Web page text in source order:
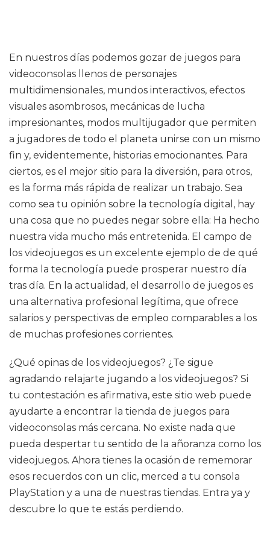
En nuestros días podemos gozar de juegos para
videoconsolas llenos de personajes
multidimensionales, mundos interactivos, efectos
visuales asombrosos, mecánicas de lucha
impresionantes, modos multijugador que permiten
a jugadores de todo el planeta unirse con un mismo
fin y, evidentemente, historias emocionantes. Para
ciertos, es el mejor sitio para la diversión, para otros,
es la forma más rápida de realizar un trabajo. Sea
como sea tu opinión sobre la tecnología digital, hay
una cosa que no puedes negar sobre ella: Ha hecho
nuestra vida mucho más entretenida. El campo de
los videojuegos es un excelente ejemplo de de qué
forma la tecnología puede prosperar nuestro día
tras día. En la actualidad, el desarrollo de juegos es
una alternativa profesional legítima, que ofrece
salarios y perspectivas de empleo comparables a los
de muchas profesiones corrientes.
¿Qué opinas de los videojuegos? ¿Te sigue
agradando relajarte jugando a los videojuegos? Si
tu contestación es afirmativa, este sitio web puede
ayudarte a encontrar la tienda de juegos para
videoconsolas más cercana. No existe nada que
pueda despertar tu sentido de la añoranza como los
videojuegos. Ahora tienes la ocasión de rememorar
esos recuerdos con un clic, merced a tu consola
PlayStation y a una de nuestras tiendas. Entra ya y
descubre lo que te estás perdiendo.